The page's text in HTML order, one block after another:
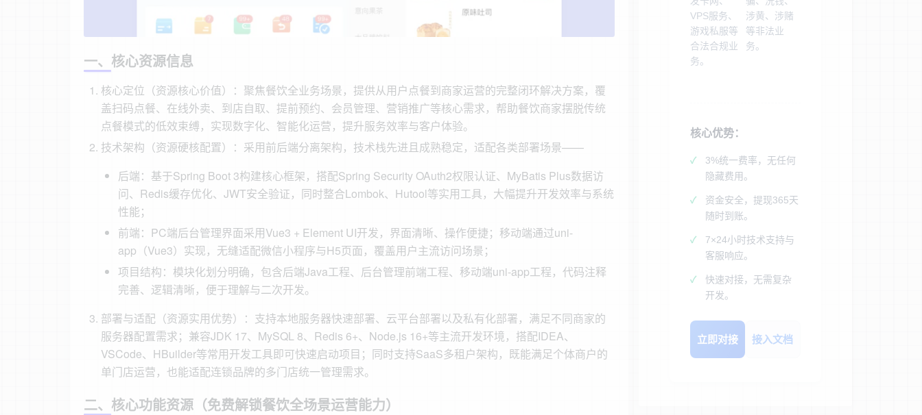
一、核心资源信息
核心定位（资源核心价值）：聚焦餐饮全业务场景，提供从用户点餐到商家运营的完整闭环解决方案，覆
盖扫码点餐、在线外卖、到店自取、提前预约、会员管理、营销推广等核心需求，帮助餐饮商家摆脱传统
点餐模式的低效束缚，实现数字化、智能化运营，提升服务效率与客户体验。
技术架构（资源硬核配置）：采用前后端分离架构，技术栈先进且成熟稳定，适配各类部署场景——
后端：基于Spring Boot 3构建核心框架，搭配Spring Security OAuth2权限认证、MyBatis Plus数据访
问、Redis缓存优化、JWT安全验证，同时整合Lombok、Hutool等实用工具，大幅提升开发效率与系统
性能；
前端：PC端后台管理界面采用Vue3 + Element UI开发，界面清晰、操作便捷；移动端通过uni-
app（Vue3）实现，无缝适配微信小程序与H5页面，覆盖用户主流访问场景；
项目结构：模块化划分明确，包含后端Java工程、后台管理前端工程、移动端uni-app工程，代码注释
完善、逻辑清晰，便于理解与二次开发。
部署与适配（资源实用优势）：支持本地服务器快速部署、云平台部署以及私有化部署，满足不同商家的
服务器配置需求；兼容JDK 17、MySQL 8、Redis 6+、Node.js 16+等主流开发环境，搭配IDEA、
VSCode、HBuilder等常用开发工具即可快速启动项目；同时支持SaaS多租户架构，既能满足个体商户的
单门店运营，也能适配连锁品牌的多门店统一管理需求。
二、核心功能资源（免费解锁餐饮全场景运营能力）
VPS服务、
游戏私服等
合法合规业
务。
涉黄、涉赌
等非法业
务。
核心优势：
3%统一费率，无任何
隐藏费用。
资金安全，提现365天
随时到账。
7×24小时技术支持与
客服响应。
快速对接，无需复杂
开发。
立即对接 接入文档